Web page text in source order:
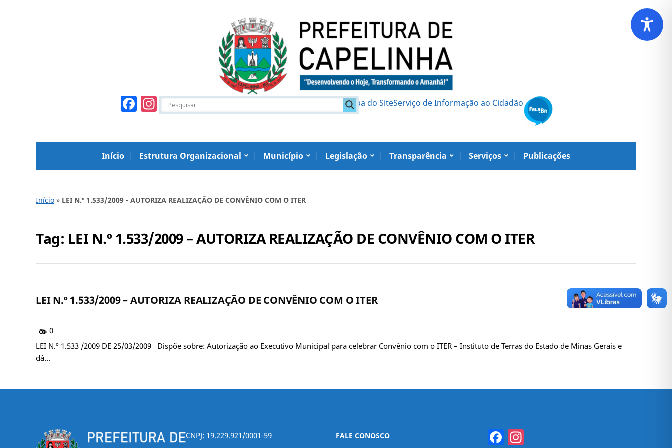
Facebook
Instagram Mapa do SiteServiço de Informação ao Cidadão
Início Estrutura Organizacional Município Legislação Transparência Serviços Publicações
Início » LEI N.º 1.533/2009 - AUTORIZA REALIZAÇÃO DE CONVÊNIO COM O ITER
Tag: LEI N.º 1.533/2009 – AUTORIZA REALIZAÇÃO DE CONVÊNIO COM O ITER
LEI N.º 1.533/2009 – AUTORIZA REALIZAÇÃO DE CONVÊNIO COM O ITER
0
LEI N.º 1.533 /2009 DE 25/03/2009 Dispõe sobre: Autorização ao Executivo Municipal para celebrar Convênio com o ITER – Instituto de Terras do Estado de Minas Gerais e
dá…
CNPJ: 19.229.921/0001-59 FALE CONOSCO Facebook